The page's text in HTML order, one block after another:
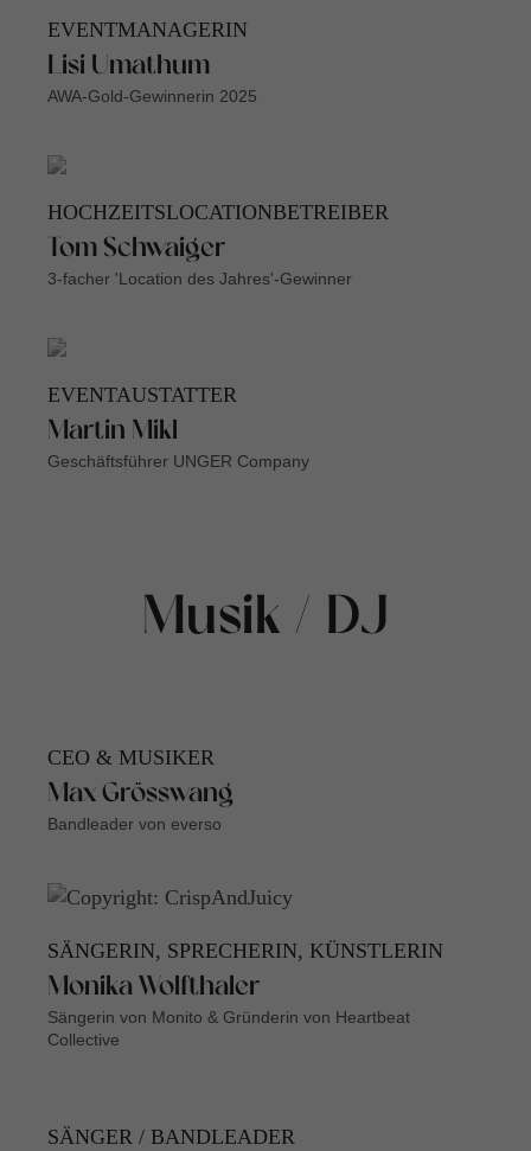
EVENTMANAGERIN
Lisi Umathum
AWA-Gold-Gewinnerin 2025
HOCHZEITSLOCATIONBETREIBER
Tom Schwaiger
3-facher 'Location des Jahres'-Gewinner
EVENTAUSTATTER
Martin Mikl
Geschäftsführer UNGER Company
Musik / DJ
CEO & MUSIKER
Max Grösswang
Bandleader von everso
SÄNGERIN, SPRECHERIN, KÜNSTLERIN
Monika Wolfthaler
Sängerin von Monito & Gründerin von Heartbeat
Collective
SÄNGER / BANDLEADER